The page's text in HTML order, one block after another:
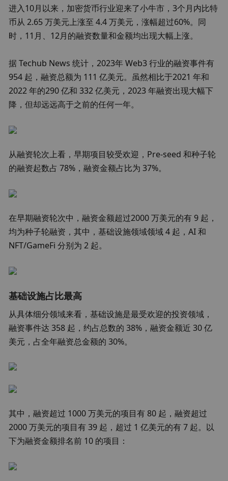
进入10月以来，加密货币行业迎来了小牛市，3个月内比特
币从 2.65 万美元上涨至 4.4 万美元，涨幅超过60%。同
时，11月、12月的融资数量和金额均出现大幅上涨。
据 Techub News 统计，2023年 Web3 行业的融资事件有
954 起，融资总额为 111 亿美元。虽然相比于2021 年和
2022 年的290 亿和 332 亿美元，2023 年融资出现大幅下
降，但却远远高于之前的任何一年。
从融资轮次上看，早期项目较受欢迎，Pre-seed 和种子轮
的融资起数占 78%，融资金额占比为 37%。
在早期融资轮次中，融资金额超过2000 万美元的有 9 起，
均为种子轮融资，其中，基础设施领域领域 4 起，AI 和
NFT/GameFi 分别为 2 起。
基础设施占比最高
从具体细分领域来看，基础设施是最受欢迎的投资领域，
融资事件达 358 起，约占总数的 38%，融资金额近 30 亿
美元，占全年融资总金额的 30%。
其中，融资超过 1000 万美元的项目有 80 起，融资超过
2000 万美元的项目有 39 起，超过 1 亿美元的有 7 起。以
下为融资金额排名前 10 的项目：